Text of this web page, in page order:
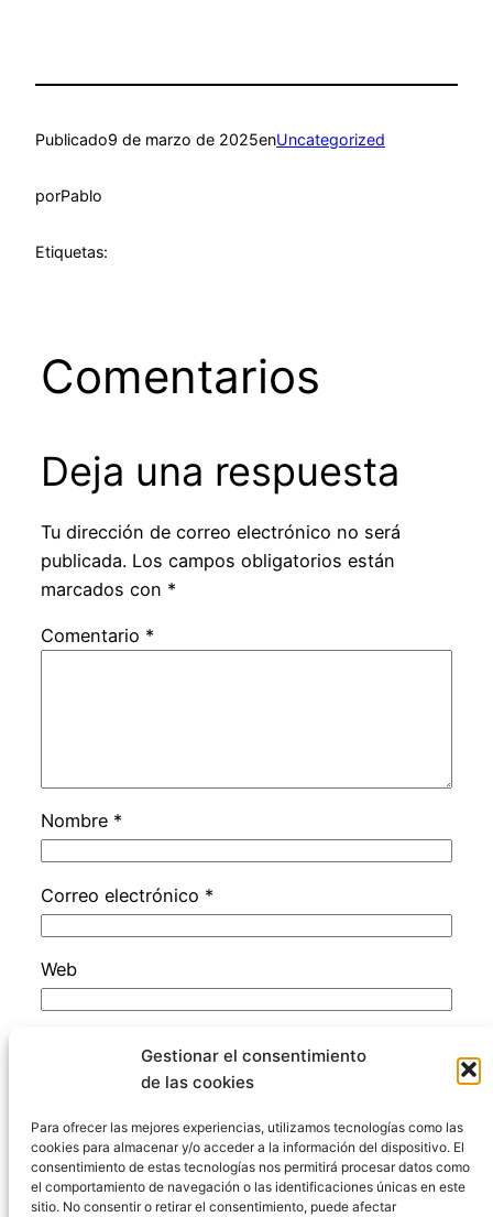
Gestionar el consentimiento
de las cookies
Para ofrecer las mejores experiencias, utilizamos tecnologías como las
cookies para almacenar y/o acceder a la información del dispositivo. El
consentimiento de estas tecnologías nos permitirá procesar datos como
el comportamiento de navegación o las identificaciones únicas en este
sitio. No consentir o retirar el consentimiento, puede afectar
Publicado9 de marzo de 2025enUncategorized
porPablo
Etiquetas:
Comentarios
Deja una respuesta
Tu dirección de correo electrónico no será
publicada. Los campos obligatorios están
marcados con *
Comentario *
Nombre *
Correo electrónico *
Web
Guarda mi nombre, correo electrónico y web
en este navegador para la próxima vez que